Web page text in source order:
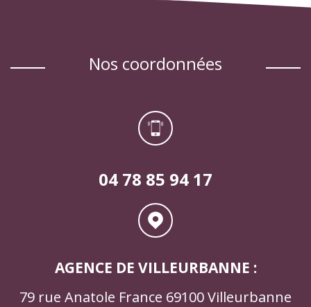
nos coordonnées
04 78 85 94 17
AGENCE DE VILLEURBANNE :
79 rue Anatole France 69100 Villeurbanne